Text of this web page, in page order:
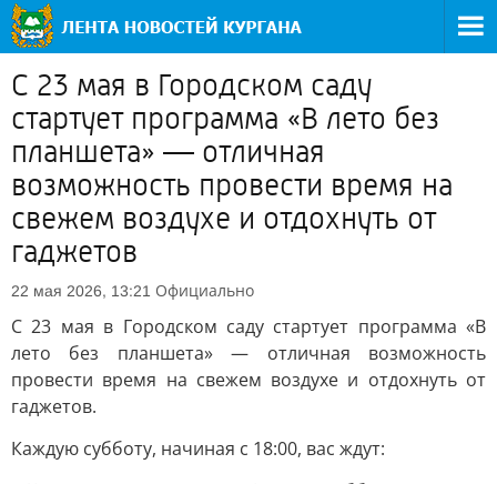
С 23 мая в Городском саду
стартует программа «В лето без
планшета» — отличная
возможность провести время на
свежем воздухе и отдохнуть от
гаджетов
22 мая 2026, 13:21 Официально
С 23 мая в Городском саду стартует программа «В
лето без планшета» — отличная возможность
провести время на свежем воздухе и отдохнуть от
гаджетов.
Каждую субботу, начиная с 18:00, вас ждут: